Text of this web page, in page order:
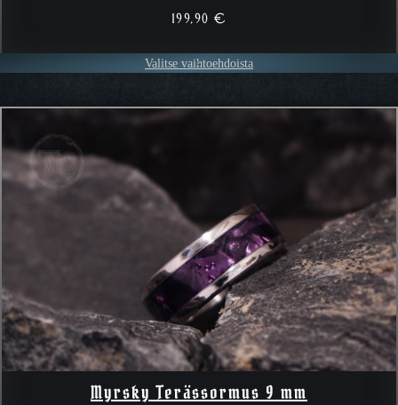
199,90 €
Valitse vaihtoehdoista
Myrsky Terässormus 9 mm